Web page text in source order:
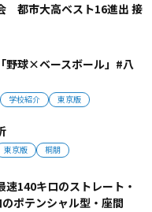
都市大高ベスト16進出 接
野球×ベースボール」#八
学校紹介 東京版
東京版 桐朋
140キロのストレート・
ポテンシャル型・座間